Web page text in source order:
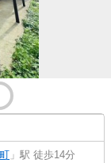
」駅 徒歩14分